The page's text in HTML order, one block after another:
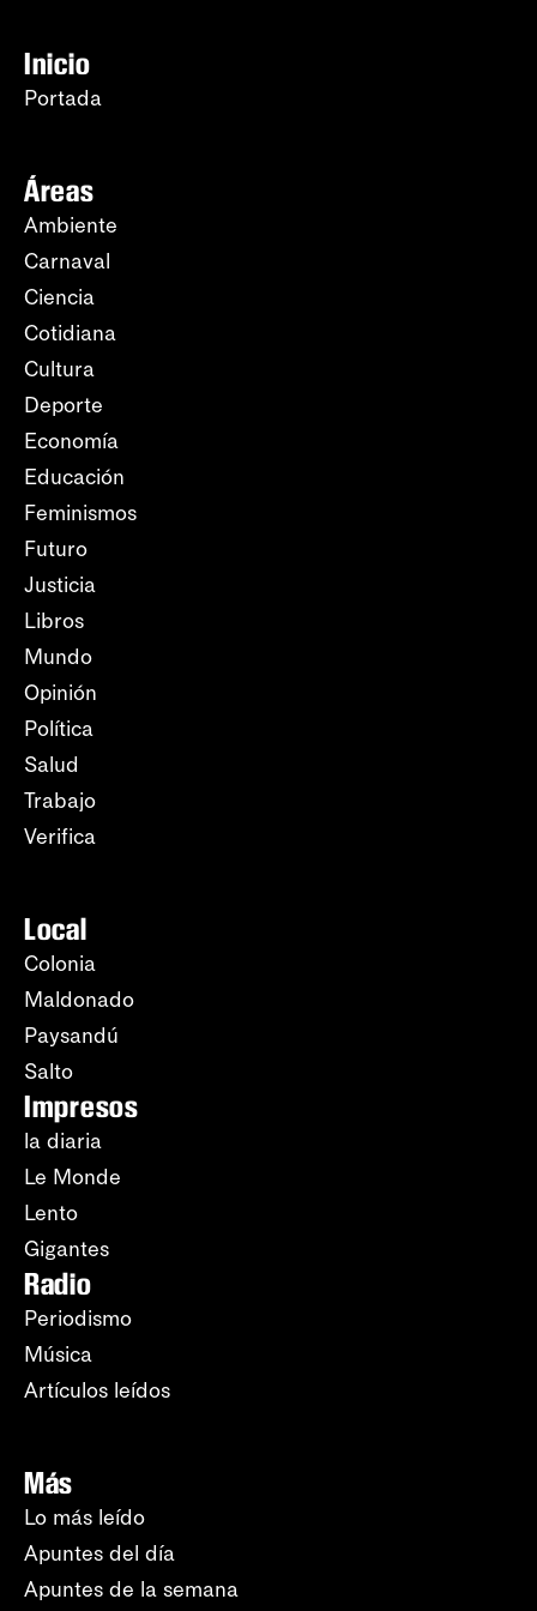
Inicio
Portada
Áreas
Ambiente
Carnaval
Ciencia
Cotidiana
Cultura
Deporte
Economía
Educación
Feminismos
Futuro
Justicia
Libros
Mundo
Opinión
Política
Salud
Trabajo
Verifica
Local
Colonia
Maldonado
Paysandú
Salto
Impresos
la diaria
Le Monde
Lento
Gigantes
Radio
Periodismo
Música
Artículos leídos
Más
Lo más leído
Apuntes del día
Apuntes de la semana